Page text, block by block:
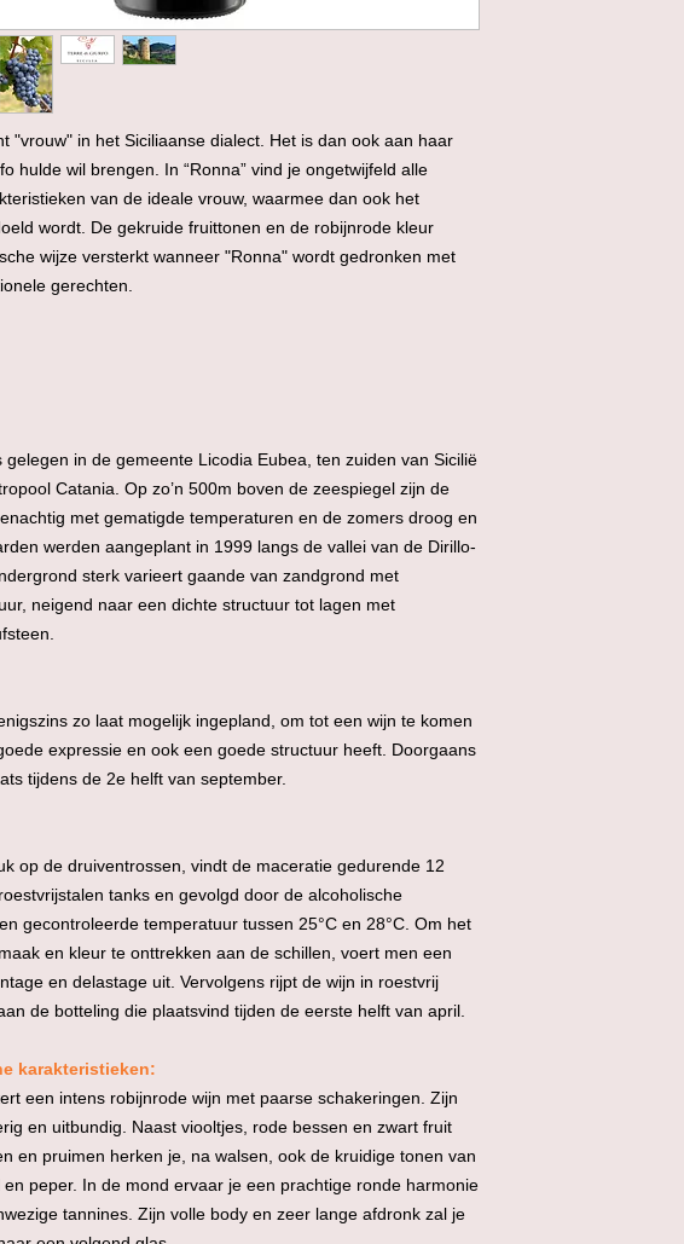
"vrouw" in het Siciliaanse dialect. Het is dan ook aan haar
hulde wil brengen. In “Ronna” vind je ongetwijfeld alle
van de ideale vrouw, waarmee dan ook het
wordt. De gekruide fruittonen en de robijnrode kleur
wijze versterkt wanneer "Ronna" wordt gedronken met
gerechten.
gelegen in de gemeente Licodia Eubea, ten zuiden van Sicilië
Catania. Op zo’n 500m boven de zeespiegel zijn de
met gematigde temperaturen en de zomers droog en
werden aangeplant in 1999 langs de vallei van de Dirillo-
sterk varieert gaande van zandgrond met
neigend naar een dichte structuur tot lagen met
zo laat mogelijk ingepland, om tot een wijn te komen
expressie en ook een goede structuur heeft. Doorgaans
tijdens de 2e helft van september.
op de druiventrossen, vindt de maceratie gedurende 12
tanks en gevolgd door de alcoholische
gecontroleerde temperatuur tussen 25°C en 28°C. Om het
en kleur te onttrekken aan de schillen, voert men een
en delastage uit. Vervolgens rijpt de wijn in roestvrij
de botteling die plaatsvind tijden de eerste helft van april.
karakteristieken:
een intens robijnrode wijn met paarse schakeringen. Zijn
en uitbundig. Naast viooltjes, rode bessen en zwart fruit
en pruimen herken je, na walsen, ook de kruidige tonen van
peper. In de mond ervaar je een prachtige ronde harmonie
tannines. Zijn volle body en zeer lange afdronk zal je